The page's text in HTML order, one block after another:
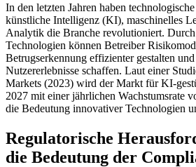
In den letzten Jahren haben
künstliche Intelligenz (KI), maschinelles
Analytik die Branche revolutioniert. Durch
Technologien können Betreiber
Betrugserkennung effizienter gestalten
Nutzererlebnisse schaffen. Laut einer
Markets (2023) wird der Markt für KI-
2027 mit einer jährlichen Wachstumsrate
die Bedeutung innovativer Technologien
Regulatorische
die Bedeutung der